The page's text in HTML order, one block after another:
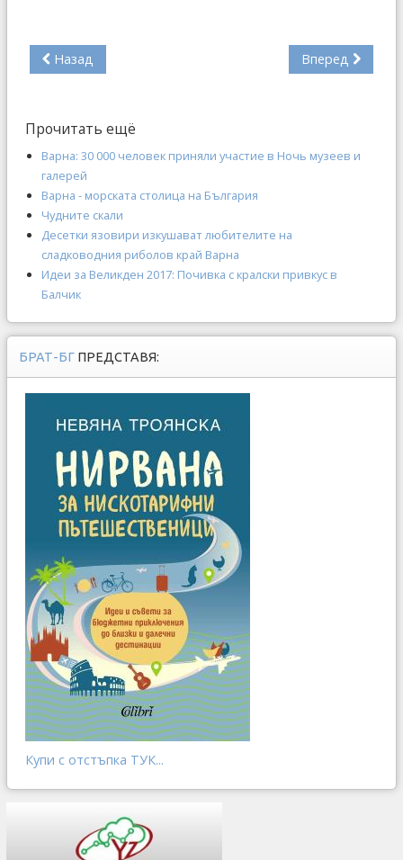
Назад Вперед
Прочитать ещё
Варна: 30 000 человек приняли участие в Ночь музеев и
галерей
Варна - морската столица на България
Чудните скали
Десетки язовири изкушават любителите на
сладководния риболов край Варна
Идеи за Великден 2017: Почивка с кралски привкус в
Балчик
БРАТ-БГ ПРЕДСТАВЯ:
Купи с отстъпка ТУК...